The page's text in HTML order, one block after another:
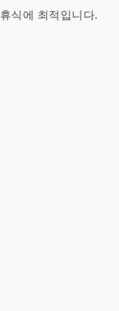
식에 최적입니다.